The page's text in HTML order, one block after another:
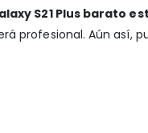
S21 Plus barato
profesional. Aún así,